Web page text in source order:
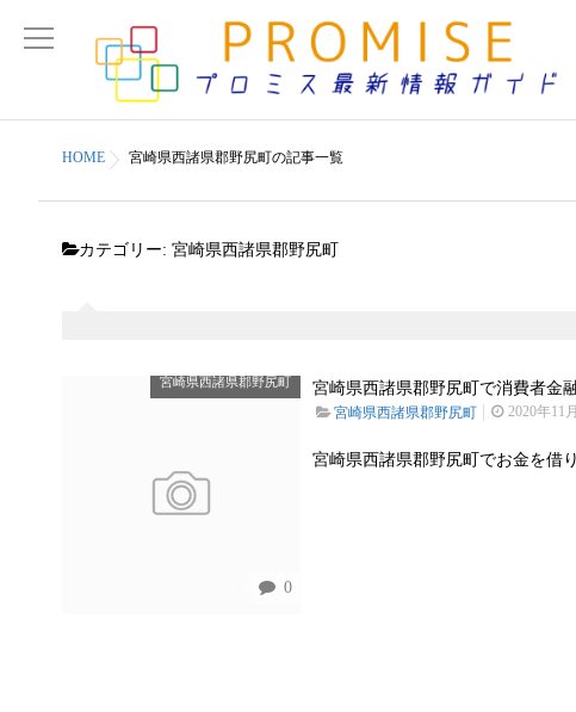
HOME 宮崎県西諸県郡野尻町の記事一覧
カテゴリー: 宮崎県西諸県郡野尻町
宮崎県西諸県郡野尻町
0
宮崎県西諸県郡野尻町で消費者金
宮崎県西諸県郡野尻町 2020年11
宮崎県西諸県郡野尻町でお金を借